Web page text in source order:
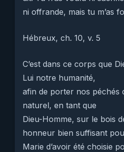
ni offrande, mais tu m’as
Hébreux, ch. 10, v. 5
C’est dans ce corps que
Lui notre humanité,
afin de porter nos péchés
naturel, en tant que
Dieu-Homme, sur le bois
honneur bien suffisant
Marie d’avoir été choisie